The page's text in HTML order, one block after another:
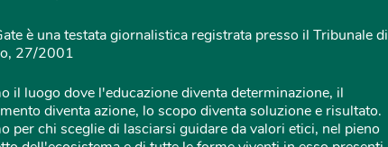
è una testata giornalistica registrata presso il Tribunale di
27/2001
il luogo dove l'educazione diventa determinazione, il
diventa azione, lo scopo diventa soluzione e risultato.
per chi sceglie di lasciarsi guidare da valori etici, nel pieno